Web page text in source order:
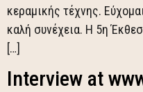
κεραμικής τέχνης.
καλή συνέχεια. Η 5η
[…]
Interview at